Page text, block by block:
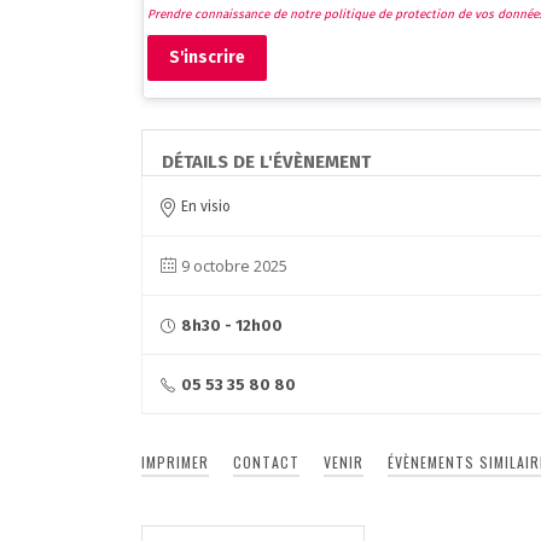
Prendre connaissance de notre politique de protection de vos
S'inscrire
DÉTAILS DE L'ÉVÈNEMENT
En visio
9 octobre 2025
8h30 - 12h00
05 53 35 80 80
IMPRIMER CONTACT VENIR ÉVÈNEMENTS